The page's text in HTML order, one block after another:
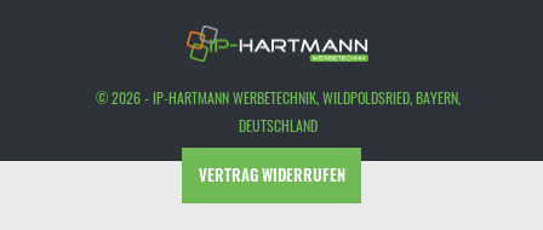
© 2026 - IP-HARTMANN WERBETECHNIK, WILDPOLDSRIED, BAYERN,
DEUTSCHLAND
VERTRAG WIDERRUFEN